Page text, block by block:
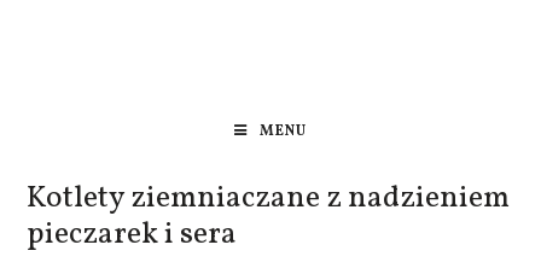
MENU
Kotlety ziemniaczane z nadzieniem
pieczarek i sera